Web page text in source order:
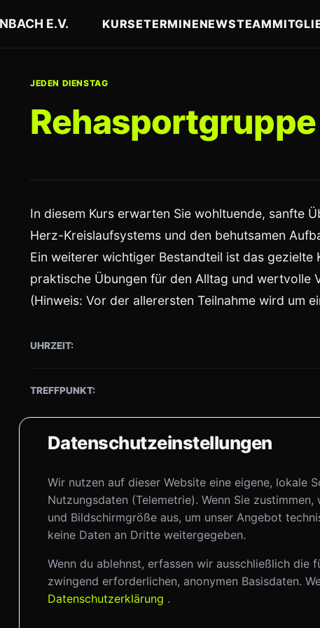
Datenschutzeinstellungen
Wir nutzen auf dieser Website eine eigene, lokale
Nutzungsdaten (Telemetrie). Wenn Sie
und Bildschirmgröße aus, um unser Angebot
keine Daten an Dritte weitergegeben.
Wenn du ablehnst, erfassen wir ausschließlich die
zwingend erforderlichen, anonymen Basisdaten.
Datenschutzerklärung .
E.V. KURSETERMINENEWSTEAM
JEDEN DIENSTAG
Rehasportgruppe
In diesem Kurs erwarten Sie wohltuende, sanfte
Herz-Kreislaufsystems und den behutsamen
Ein weiterer wichtiger Bestandteil ist das
praktische Übungen für den Alltag und wertvolle
(Hinweis: Vor der allerersten Teilnahme wird um
UHRZEIT:
TREFFPUNKT:
Trainerin:
Birgit Schmelter